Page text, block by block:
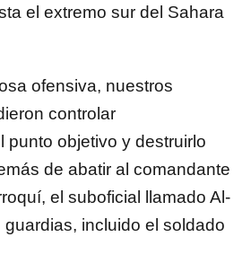
el extremo sur del Sahara
ofensiva, nuestros
controlar
punto objetivo y destruirlo
de abatir al comandante
el suboficial llamado Al-
guardias, incluido el soldado